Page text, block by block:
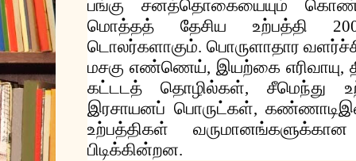
பங்கு
சனத்தொகையையும்
மொத்தத்
தேசிய உற்பத்தி
டொலர்களாகும். பொருளாதார
மசகு எண்ணெய், இயற்கை எரிவாயு,
கட்டடத்
தொழில்கள்,சீமெந்து
இரசாயனப் பொருட்கள்,
உற்பத்திகள்
வருமானங்களுக்கான
பிடிக்கின்றன.